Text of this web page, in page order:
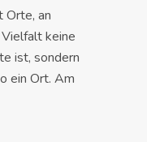
Orte, an
keine
ist, sondern
ein Ort. Am